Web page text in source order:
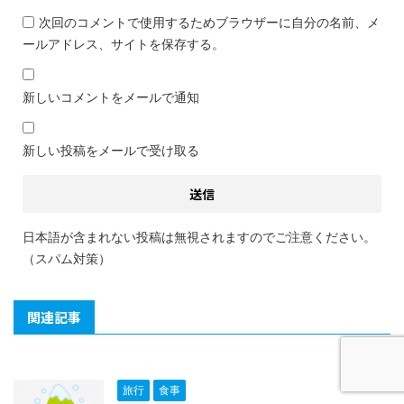
次回のコメントで使用するためブラウザーに自分の名前、メ
ールアドレス、サイトを保存する。
新しいコメントをメールで通知
新しい投稿をメールで受け取る
日本語が含まれない投稿は無視されますのでご注意ください。
（スパム対策）
関連記事
旅行 食事